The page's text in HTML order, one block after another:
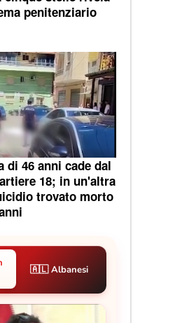
penitenziario
di 46 anni cade dal
18; in un'altra
trovato morto
🇦🇱 Albanesi